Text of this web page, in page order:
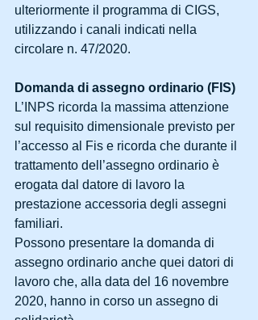
ulteriormente il programma di CIGS,
utilizzando i canali indicati nella
circolare n. 47/2020.
Domanda di assegno ordinario (FIS)
L’INPS ricorda la massima attenzione
sul requisito dimensionale previsto per
l’accesso al Fis e ricorda che durante il
trattamento dell’assegno ordinario è
erogata dal datore di lavoro la
prestazione accessoria degli assegni
familiari.
Possono presentare la domanda di
assegno ordinario anche quei datori di
lavoro che, alla data del 16 novembre
2020, hanno in corso un assegno di